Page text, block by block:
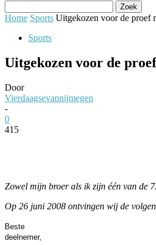
Home Sports Uitgekozen voor de proef
Sports
Uitgekozen voor de
Door
Vierdaagsevannijmegen
-
0
415
Zowel mijn broer als ik zijn één van de
Op 26 juni 2008 ontvingen wij de
Beste
deelnemer,